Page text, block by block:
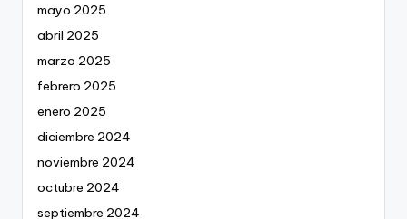
mayo 2025
abril 2025
marzo 2025
febrero 2025
enero 2025
diciembre 2024
noviembre 2024
octubre 2024
septiembre 2024